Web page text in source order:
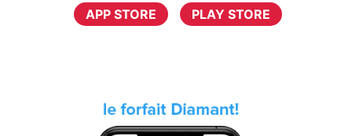
APP STORE PLAY STORE